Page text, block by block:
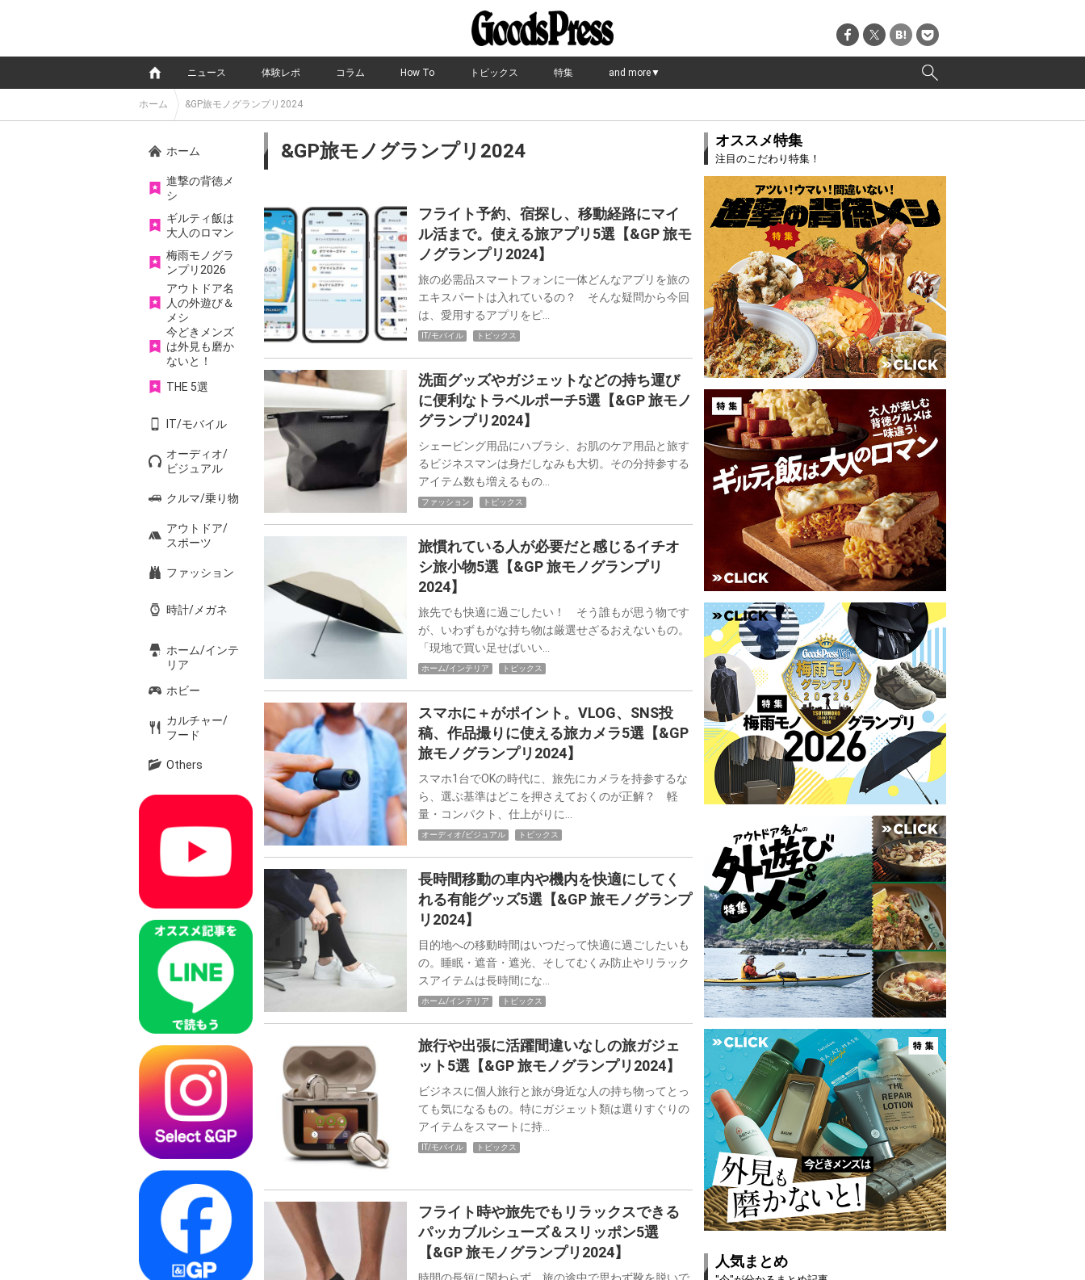
ニュース 体験レポ コラム How To トピックス 特集 and more▼
ホーム &GP旅モノグランプリ2024
ホーム
進撃の背徳メ
シ
ギルティ飯は
大人のロマン
梅雨モノグラ
ンプリ2026
アウトドア名
人の外遊び＆
メシ
今どきメンズ
は外見も磨か
ないと！
THE 5選
IT/モバイル
オーディオ/
ビジュアル
クルマ/乗り物
アウトドア/
スポーツ
ファッション
時計/メガネ
ホーム/インテ
リア
ホビー
カルチャー/
フード
Others
&GP旅モノグランプリ2024
フライト予約、宿探し、移動経路にマイ
ル活まで。使える旅アプリ5選【&GP 旅モ
ノグランプリ2024】
旅の必需品スマートフォンに一体どんなアプリを旅の
エキスパートは入れているの？ そんな疑問から今回
は、愛用するアプリをピ…
IT/モバイル トピックス
洗面グッズやガジェットなどの持ち運び
に便利なトラベルポーチ5選【&GP 旅モノ
グランプリ2024】
シェービング用品にハブラシ、お肌のケア用品と旅す
るビジネスマンは身だしなみも大切。その分持参する
アイテム数も増えるもの…
ファッション トピックス
旅慣れている人が必要だと感じるイチオ
シ旅小物5選【&GP 旅モノグランプリ
2024】
旅先でも快適に過ごしたい！ そう誰もが思う物です
が、いわずもがな持ち物は厳選せざるおえないもの。
「現地で買い足せばいい…
ホーム/インテリア トピックス
スマホに＋がポイント。VLOG、SNS投
稿、作品撮りに使える旅カメラ5選【&GP
旅モノグランプリ2024】
スマホ1台でOKの時代に、旅先にカメラを持参するな
ら、選ぶ基準はどこを押さえておくのが正解？ 軽
量・コンパクト、仕上がりに…
オーディオ/ビジュアル トピックス
長時間移動の車内や機内を快適にしてく
れる有能グッズ5選【&GP 旅モノグランプ
リ2024】
目的地への移動時間はいつだって快適に過ごしたいも
の。睡眠・遮音・遮光、そしてむくみ防止やリラック
スアイテムは長時間にな…
ホーム/インテリア トピックス
旅行や出張に活躍間違いなしの旅ガジェ
ット5選【&GP 旅モノグランプリ2024】
ビジネスに個人旅行と旅が身近な人の持ち物ってとっ
ても気になるもの。特にガジェット類は選りすぐりの
アイテムをスマートに持…
IT/モバイル トピックス
フライト時や旅先でもリラックスできる
パッカブルシューズ＆スリッポン5選
【&GP 旅モノグランプリ2024】
オススメ特集
注目のこだわり特集！
人気まとめ